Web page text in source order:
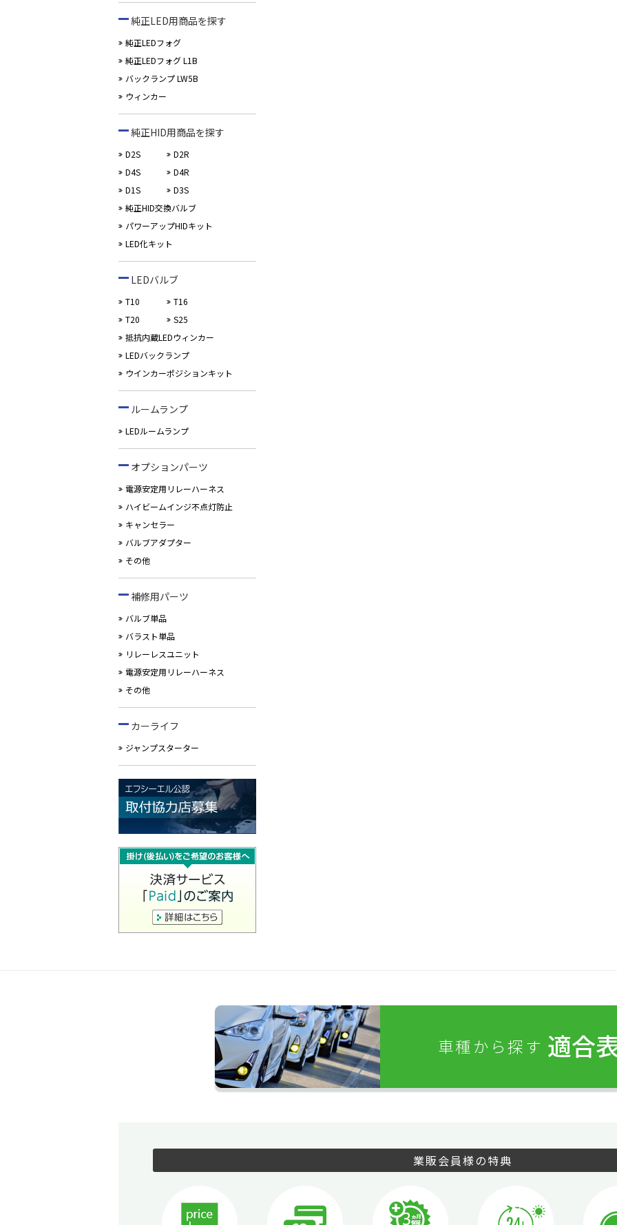
純正LED用商品を探す
純正LEDフォグ
純正LEDフォグ L1B
バックランプ LW5B
ウィンカー
純正HID用商品を探す
D2S
D2R
D4S
D4R
D1S
D3S
純正HID交換バルブ
パワーアップHIDキット
LED化キット
LEDバルブ
T10
T16
T20
S25
抵抗内蔵LEDウィンカー
LEDバックランプ
ウインカーポジションキット
ルームランプ
LEDルームランプ
オプションパーツ
電源安定用リレーハーネス
ハイビームインジ不点灯防止
キャンセラー
バルブアダプター
その他
補修用パーツ
バルブ単品
バラスト単品
リレーレスユニット
電源安定用リレーハーネス
その他
カーライフ
ジャンプスターター
車種から探す 適合
業販会員様の特典